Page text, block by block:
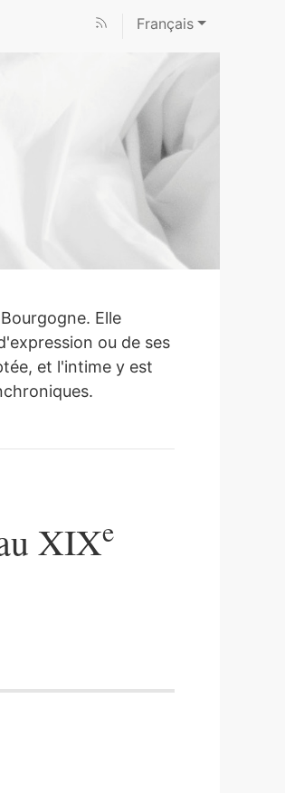
Français
Elle
ou de ses
et l'intime y est
XIXe